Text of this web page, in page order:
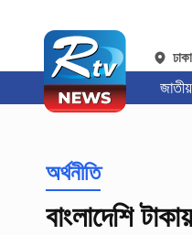
ঢাকা
জাতীয়
অর্থনীতি
বাংলাদেশি